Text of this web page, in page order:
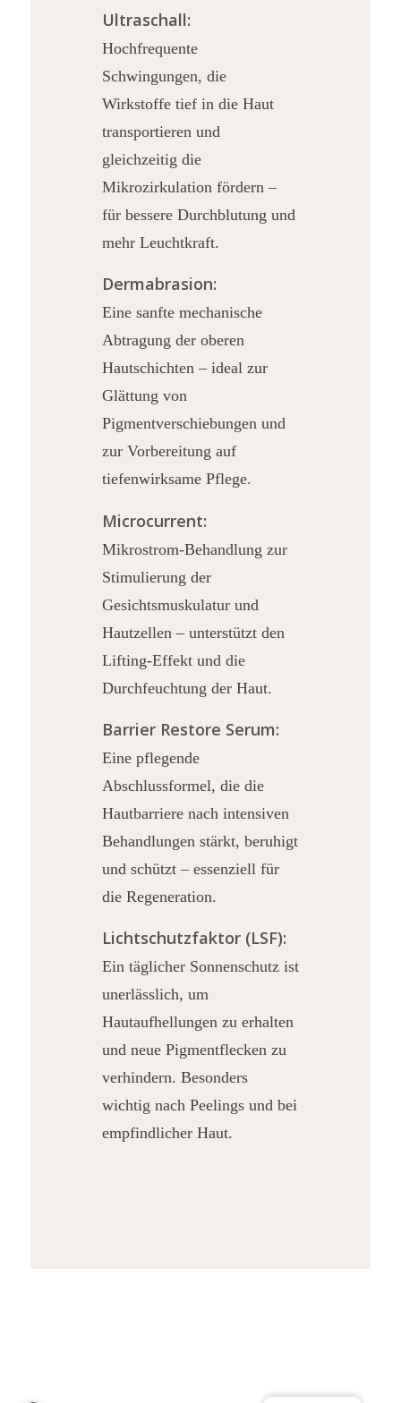
Ultraschall:
Hochfrequente
Schwingungen, die
Wirkstoffe tief in die Haut
transportieren und
gleichzeitig die
Mikrozirkulation fördern –
für bessere Durchblutung und
mehr Leuchtkraft.
Dermabrasion:
Eine sanfte mechanische
Abtragung der oberen
Hautschichten – ideal zur
Glättung von
Pigmentverschiebungen und
zur Vorbereitung auf
tiefenwirksame Pflege.
Microcurrent:
Mikrostrom-Behandlung zur
Stimulierung der
Gesichtsmuskulatur und
Hautzellen – unterstützt den
Lifting-Effekt und die
Durchfeuchtung der Haut.
Barrier Restore Serum:
Eine pflegende
Abschlussformel, die die
Hautbarriere nach intensiven
Behandlungen stärkt, beruhigt
und schützt – essenziell für
die Regeneration.
Lichtschutzfaktor (LSF):
Ein täglicher Sonnenschutz ist
unerlässlich, um
Hautaufhellungen zu erhalten
und neue Pigmentflecken zu
verhindern. Besonders
wichtig nach Peelings und bei
empfindlicher Haut.